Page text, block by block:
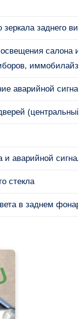
зеркала заднего
салона и
аварийной
и аварийной
стекла
в заднем